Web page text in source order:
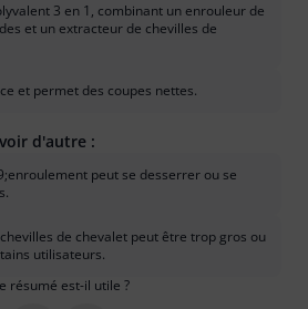
3 en 1, combinant un enrouleur de
et un extracteur de chevilles de
et permet des coupes nettes.
d'autre :
peut se desserrer ou se
de chevalet peut être trop gros ou
utilisateurs.
résumé est-il utile ?